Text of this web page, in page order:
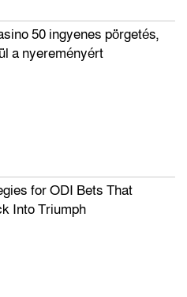
50 ingyenes pörgetés,
a nyereményért
for ODI Bets That
Into Triumph